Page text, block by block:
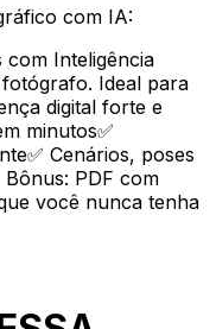
com IA:
com Inteligência
Ideal para
digital forte e
minutos✅
Cenários, poses
PDF com
você nunca tenha